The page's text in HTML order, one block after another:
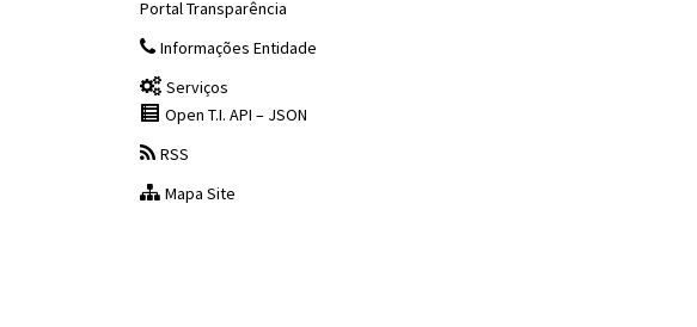
Portal Transparência
Informações Entidade
Serviços
Open T.I. API – JSON
RSS
Mapa Site